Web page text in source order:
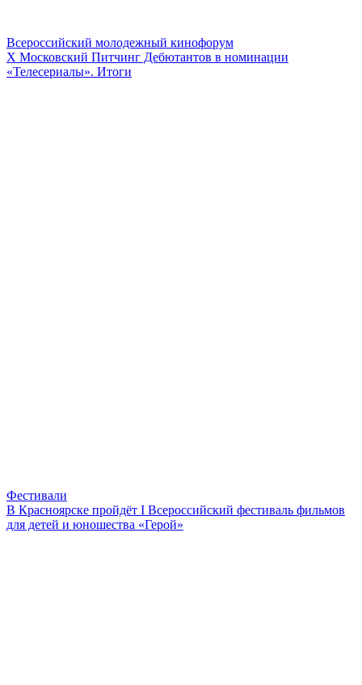
Всероссийский молодежный кинофорум
Х Московский Питчинг Дебютантов в номинации
«Телесериалы». Итоги
Фестивали
В Красноярске пройдёт I Всероссийский фестиваль фильмов
для детей и юношества «Герой»